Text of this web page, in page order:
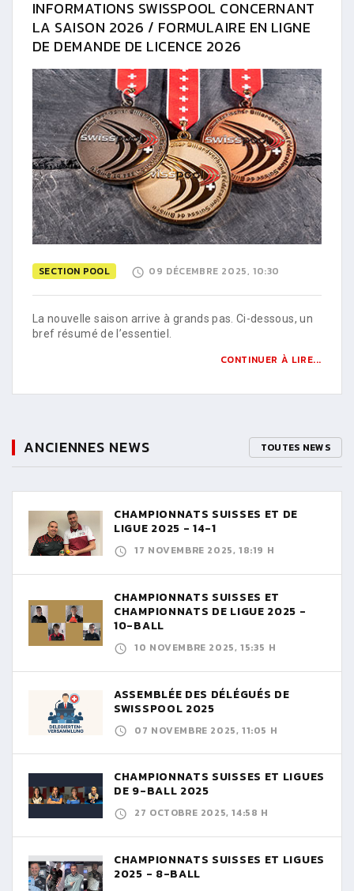
INFORMATIONS SWISSPOOL CONCERNANT
LA SAISON 2026 / FORMULAIRE EN LIGNE
DE DEMANDE DE LICENCE 2026
SECTION POOL 09 DÉCEMBRE 2025, 10:30
La nouvelle saison arrive à grands pas. Ci-dessous, un
bref résumé de l’essentiel.
CONTINUER À LIRE...
ANCIENNES NEWS TOUTES NEWS
CHAMPIONNATS SUISSES ET DE
LIGUE 2025 - 14-1
17 NOVEMBRE 2025, 18:19 H
CHAMPIONNATS SUISSES ET
CHAMPIONNATS DE LIGUE 2025 -
10-BALL
10 NOVEMBRE 2025, 15:35 H
ASSEMBLÉE DES DÉLÉGUÉS DE
SWISSPOOL 2025
07 NOVEMBRE 2025, 11:05 H
CHAMPIONNATS SUISSES ET LIGUES
DE 9-BALL 2025
27 OCTOBRE 2025, 14:58 H
CHAMPIONNATS SUISSES ET LIGUES
2025 - 8-BALL